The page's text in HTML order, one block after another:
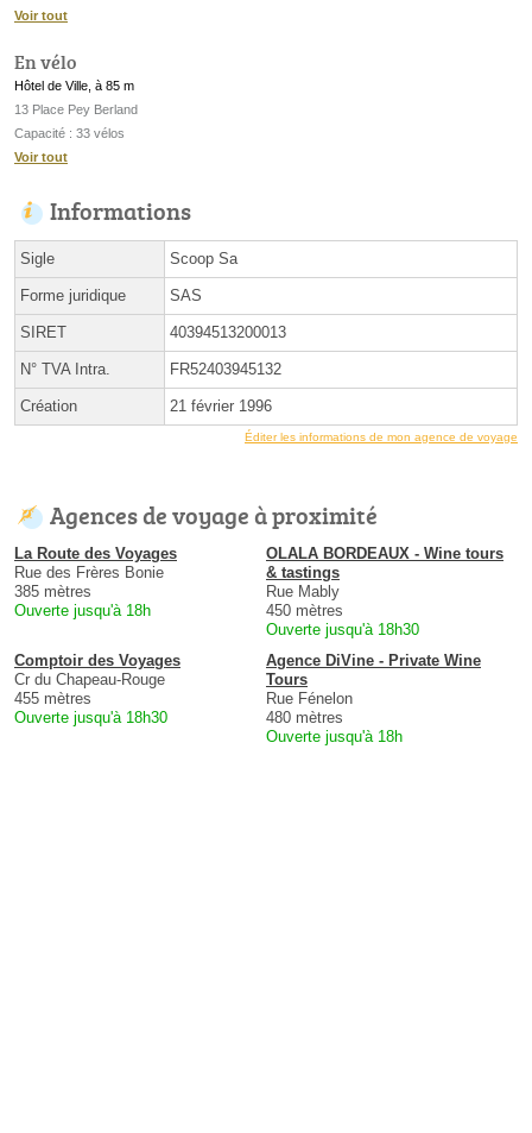
Voir tout
En vélo
Hôtel de Ville, à 85 m
13 Place Pey Berland
Capacité : 33 vélos
Voir tout
Informations
Sigle Scoop Sa
Forme juridique SAS
SIRET 40394513200013
N° TVA Intra. FR52403945132
Création 21 février 1996
Éditer les informations de mon agence de voyage
Agences de voyage à proximité
La Route des Voyages
Rue des Frères Bonie
385 mètres
Ouverte jusqu'à 18h
OLALA BORDEAUX - Wine tours
& tastings
Rue Mably
450 mètres
Ouverte jusqu'à 18h30
Comptoir des Voyages
Cr du Chapeau-Rouge
455 mètres
Ouverte jusqu'à 18h30
Agence DiVine - Private Wine
Tours
Rue Fénelon
480 mètres
Ouverte jusqu'à 18h